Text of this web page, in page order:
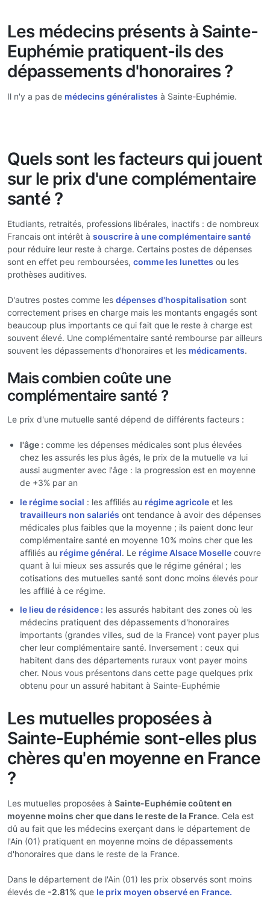
Les médecins présents à Sainte-
Euphémie pratiquent-ils des
dépassements d'honoraires ?
Il n'y a pas de médecins généralistes à Sainte-Euphémie.
Quels sont les facteurs qui jouent
sur le prix d'une complémentaire
santé ?
Etudiants, retraités, professions libérales, inactifs : de nombreux
Francais ont intérêt à souscrire à une complémentaire santé
pour réduire leur reste à charge. Certains postes de dépenses
sont en effet peu remboursées, comme les lunettes ou les
prothèses auditives.
D'autres postes comme les dépenses d'hospitalisation sont
correctement prises en charge mais les montants engagés sont
beaucoup plus importants ce qui fait que le reste à charge est
souvent élevé. Une complémentaire santé rembourse par ailleurs
souvent les dépassements d'honoraires et les médicaments.
Mais combien coûte une
complémentaire santé ?
Le prix d'une mutuelle santé dépend de différents facteurs :
l'âge : comme les dépenses médicales sont plus élevées
chez les assurés les plus âgés, le prix de la mutuelle va lui
aussi augmenter avec l'âge : la progression est en moyenne
de +3% par an
le régime social : les affiliés au régime agricole et les
travailleurs non salariés ont tendance à avoir des dépenses
médicales plus faibles que la moyenne ; ils paient donc leur
complémentaire santé en moyenne 10% moins cher que les
affiliés au régime général. Le régime Alsace Moselle couvre
quant à lui mieux ses assurés que le régime général ; les
cotisations des mutuelles santé sont donc moins élevés pour
les affilié à ce régime.
le lieu de résidence : les assurés habitant des zones où les
médecins pratiquent des dépassements d'honoraires
importants (grandes villes, sud de la France) vont payer plus
cher leur complémentaire santé. Inversement : ceux qui
habitent dans des départements ruraux vont payer moins
cher. Nous vous présentons dans cette page quelques prix
obtenu pour un assuré habitant à Sainte-Euphémie
Les mutuelles proposées à
Sainte-Euphémie sont-elles plus
chères qu'en moyenne en France
?
Les mutuelles proposées à Sainte-Euphémie coûtent en
moyenne moins cher que dans le reste de la France. Cela est
dû au fait que les médecins exerçant dans le département de
l'Ain (01) pratiquent en moyenne moins de dépassements
d'honoraires que dans le reste de la France.
Dans le département de l'Ain (01) les prix observés sont moins
élevés de -2.81% que le prix moyen observé en France.